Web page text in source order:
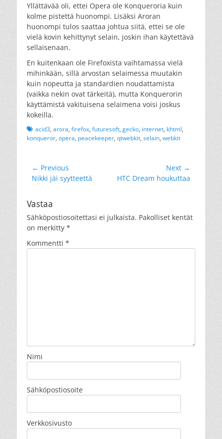
Yllättävää oli, ettei Opera ole Konqueroria kuin
kolme pistettä huonompi. Lisäksi Aroran
huonompi tulos saattaa johtua siitä, ettei se ole
vielä kovin kehittynyt selain, joskin ihan käytettävä
sellaisenaan.
En kuitenkaan ole Firefoxista vaihtamassa vielä
mihinkään, sillä arvostan selaimessa muutakin
kuin nopeutta ja standardien noudattamista
(vaikka nekin ovat tärkeitä), mutta Konquerorin
käyttämistä vakituisena selaimena voisi joskus
kokeilla.
Tagsacid3, arora, firefox, futuresoft, gecko, internet, khtml,
konqueror, opera, peacekeeper, qtwebkit, selain, webkit
Artikkelien
selaus
← Previous
Previous
Nikki jäi syytteettä
Next →
Next
HTC Dream houkuttaa
Vastaa
Sähköpostiosoitettasi ei julkaista. Pakolliset kentät
on merkitty *
Kommentti *
Nimi
Sähköpostiosoite
Verkkosivusto